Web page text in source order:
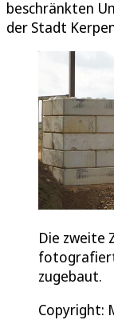
beschränkten
der Stadt
Die zweite
zugebaut.
Copyright: